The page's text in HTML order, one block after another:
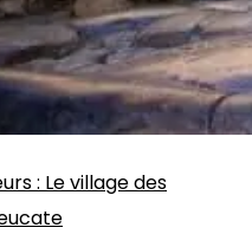
: Le village des